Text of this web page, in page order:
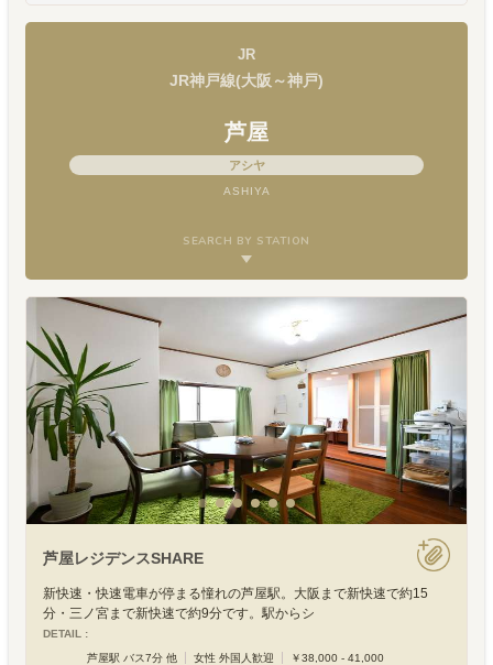
JR
JR神戸線(大阪～神戸)
芦屋
アシヤ
ASHIYA
SEARCH BY STATION
芦屋レジデンスSHARE
新快速・快速電車が停まる憧れの芦屋駅。大阪まで新快速で約15
分・三ノ宮まで新快速で約9分です。駅からシ
DETAIL :
芦屋駅 バス7分 他
女性 外国人歓迎 ￥38,000 - 41,000